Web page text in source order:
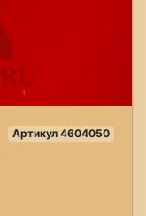
Артикул 4604050